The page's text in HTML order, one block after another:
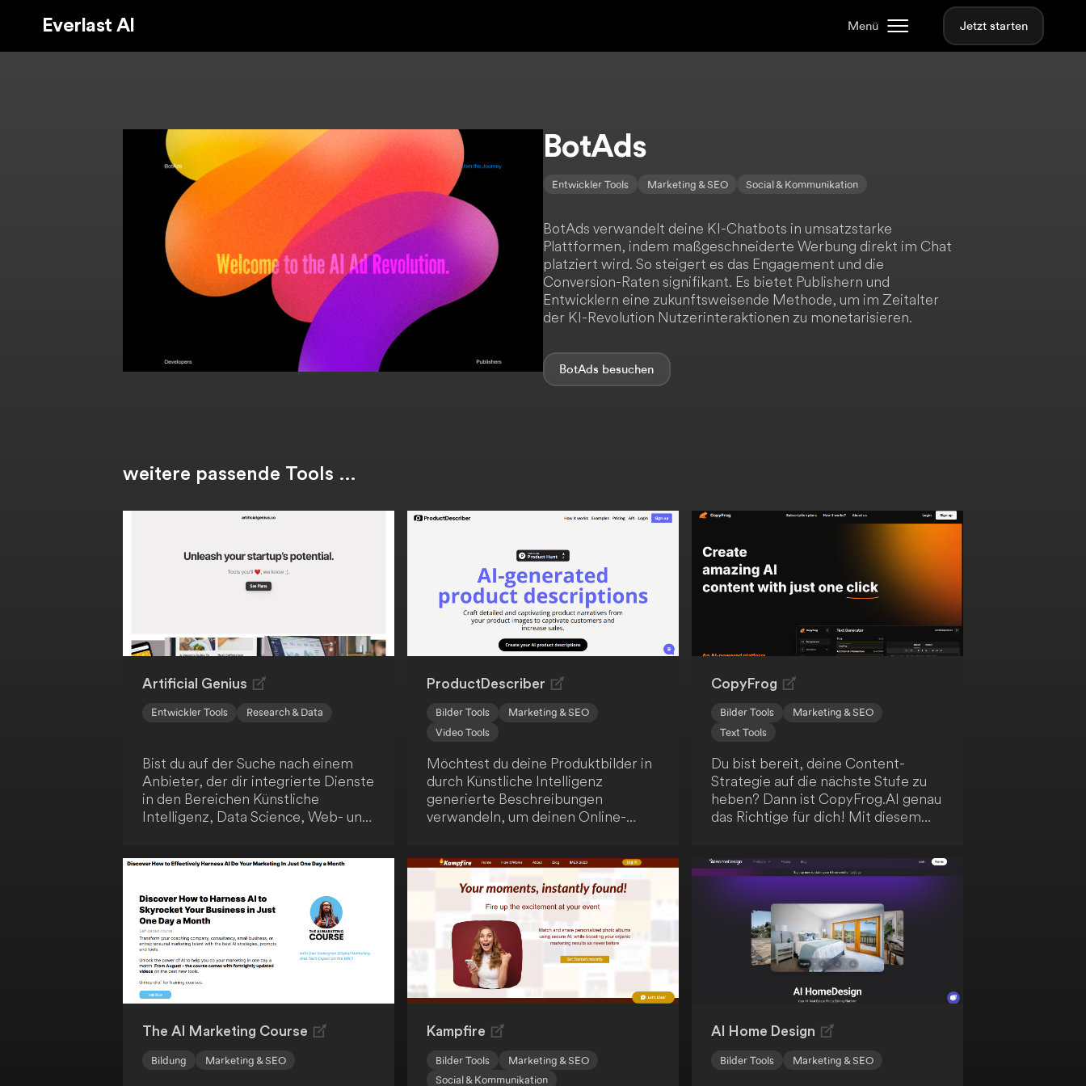
Everlast AI Menü Jetzt starten
BotAds
Entwickler Tools Marketing & SEO Social & Kommunikation
BotAds verwandelt deine KI-Chatbots in umsatzstarke
Plattformen, indem maßgeschneiderte Werbung direkt im Chat
platziert wird. So steigert es das Engagement und die
Conversion-Raten signifikant. Es bietet Publishern und
Entwicklern eine zukunftsweisende Methode, um im Zeitalter
der KI-Revolution Nutzerinteraktionen zu monetarisieren.
BotAds
weitere passende Tools …
Artificial Genius
Entwickler Tools Research & Data
Bist du auf der Suche nach einem
Anbieter, der dir integrierte Dienste
in den Bereichen Künstliche
Intelligenz, Data Science, Web- und
ist Artificial Genius genau das
positioniert sich als One-Stop-Shop
für technologische Lösungen, die
sowohl für Start-ups als auch
etablierte Firmen relevant sind. Mit
der transparenten und zugänglichen
Preisgestaltung können Kunden von
profitieren.
ProductDescriber
Bilder Tools
Marketing & SEO
Video Tools
Möchtest du deine Produktbilder in
durch Künstliche Intelligenz
generierte Beschreibungen
verwandeln, um deinen Online-
innovative Lösung, um deine
Produkte effektiv zu präsentieren.
CopyFrog
Bilder Tools
Marketing & SEO
Text Tools
Du bist bereit, deine Content-
Strategie auf die nächste Stufe zu
heben? Dann ist CopyFrog.AI genau
das Richtige für dich! Mit diesem
ansprechende Inhalte, die deine
Zielgruppe begeistern werden.
Profitiere von einer Vielzahl an
Funktionen wie Textgenerierung,
Bildproduktion und
Anzeigenerstellung - alles in einem
einzigen Abonnement. Erlebe jetzt
die Zukunft der Inhaltserstellung!
The AI Marketing Course
Bildung Marketing & SEO
Kampfire
Bilder Tools
Marketing & SEO
Social & Kommunikation
AI Home Design
Bilder Tools Marketing & SEO